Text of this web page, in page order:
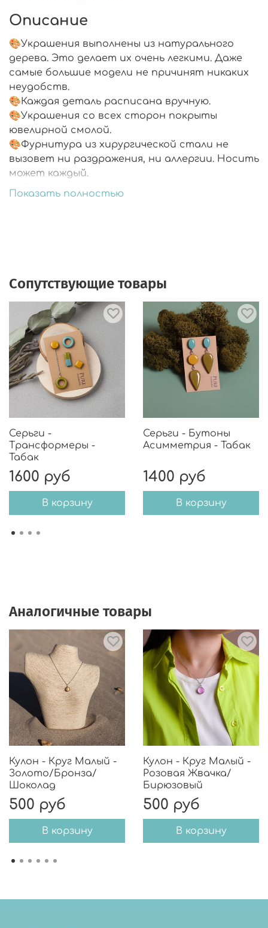
Описание
🎨Украшения выполнены из натурального
дерева. Это делает их очень легкими. Даже
самые большие модели не причинят никаких
неудобств.
🎨Каждая деталь расписана вручную.
🎨Украшения со всех сторон покрыты
ювелирной смолой.
🎨Фурнитура из хирургической стали не
вызовет ни раздражения, ни аллергии. Носить
может каждый.
🎨Подарочная упаковка.
Показать полностью
Сопутствующие товары
Серьги -
Трансформеры -
Табак
1600 руб
В корзину
Серьги - Бутоны
Асимметрия - Табак
1400 руб
В корзину
Аналогичные товары
Кулон - Круг Малый -
Золото/Бронза/
Шоколад
500 руб
В корзину
Кулон - Круг Малый -
Розовая Жвачка/
Бирюзовый
500 руб
В корзину